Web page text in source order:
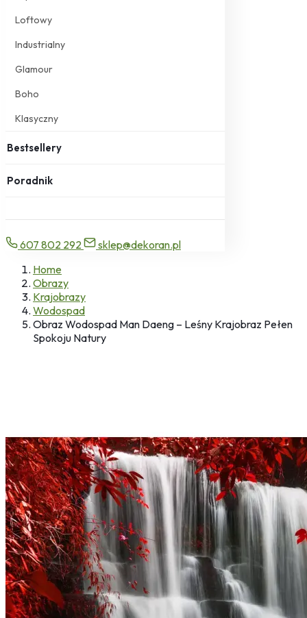
Loftowy
Industrialny
Glamour
Boho
Klasyczny
Bestsellery
Poradnik
607 802 292
sklep@dekoran.pl
Home
Obrazy
Krajobrazy
Wodospad
Obraz Wodospad Man Daeng – Leśny Krajobraz Pełen
Spokoju Natury